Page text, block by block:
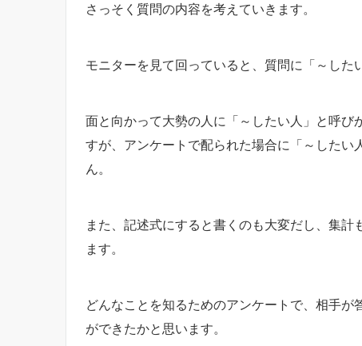
さっそく質問の内容を考えていきます。
モニターを見て回っていると、質問に「～した
面と向かって大勢の人に「～したい人」と呼
すが、アンケートで配られた場合に「～した
ん。
また、記述式にすると書くのも大変だし、集
ます。
どんなことを知るためのアンケートで、相手
ができたかと思います。